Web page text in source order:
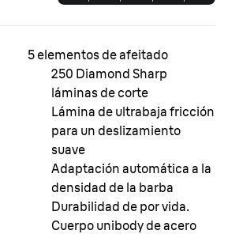
5 elementos de afeitado
250 Diamond Sharp
láminas de corte
Lámina de ultrabaja fricción
para un deslizamiento
suave
Adaptación automática a la
densidad de la barba
Durabilidad de por vida.
Cuerpo unibody de acero